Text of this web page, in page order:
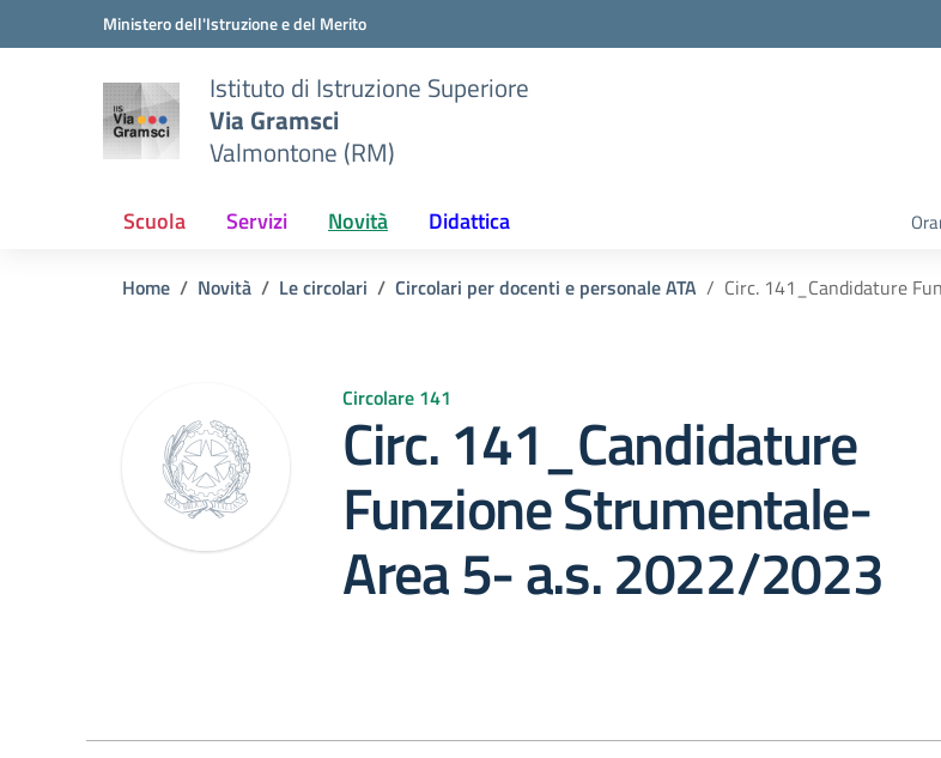
Vai ai contenuti
Vai al menu di navigazioneMinistero dell'Istruzione e del Merito
Istituto di Istruzione Superiore
Via Gramsci
Valmontone (RM)
Scuola Servizi Novità Didattica
Home Novità Le circolari Circolari per docenti e personale ATA Circ. 141_Candidature
Circolare 141
Circ. 141_Candidature
Funzione Strumentale-
Area 5- a.s. 2022/2023